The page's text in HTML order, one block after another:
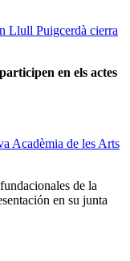
Llull Puigcerdà cierra
en els actes
Acadèmia de les Arts
de la
en su junta